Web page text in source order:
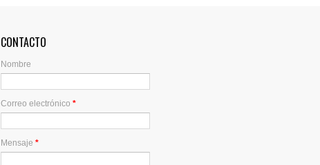
CONTACTO
Nombre
Correo electrónico*
Mensaje*